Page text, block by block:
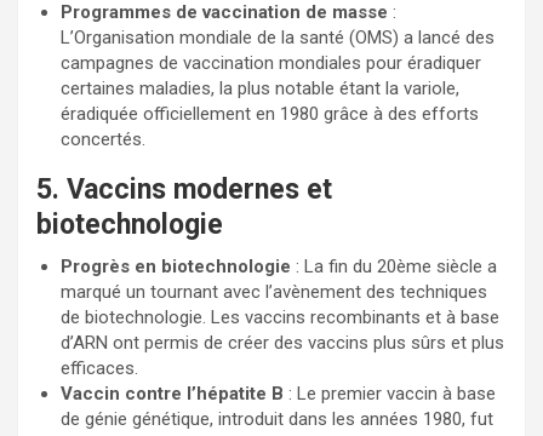
Programmes de vaccination de masse :
L’Organisation mondiale de la santé (OMS) a lancé des
campagnes de vaccination mondiales pour éradiquer
certaines maladies, la plus notable étant la variole,
éradiquée officiellement en 1980 grâce à des efforts
concertés.
5. Vaccins modernes et
biotechnologie
Progrès en biotechnologie : La fin du 20ème siècle a
marqué un tournant avec l’avènement des techniques
de biotechnologie. Les vaccins recombinants et à base
d’ARN ont permis de créer des vaccins plus sûrs et plus
efficaces.
Vaccin contre l’hépatite B : Le premier vaccin à base
de génie génétique, introduit dans les années 1980, fut